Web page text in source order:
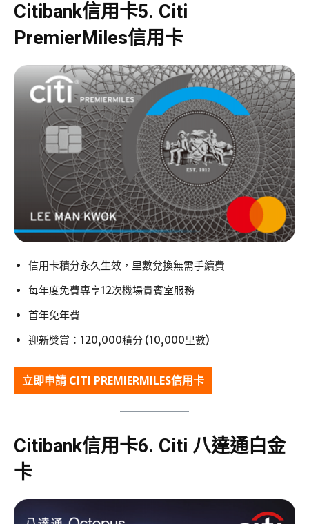
Citibank信用卡5. Citi
PremierMiles信用卡
信用卡積分永久生效，里數兌換無需手續費
每年度免費專享12次機場貴賓室服務
首年免年費
迎新獎賞：120,000積分 (10,000里數)
立即申請 CITI PREMIERMILES信用卡
Citibank信用卡6. Citi 八達通白金
卡